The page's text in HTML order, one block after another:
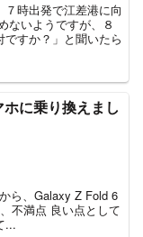
時出発で江差港に向
ないようですが、８
すか？」と聞いたら
に乗り換えまし
ら、Galaxy Z Fold 6
不満点 良い点として
...